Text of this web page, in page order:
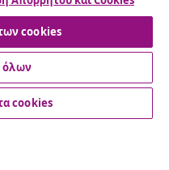
τη σύμβαση
cookies
όλων
cookies